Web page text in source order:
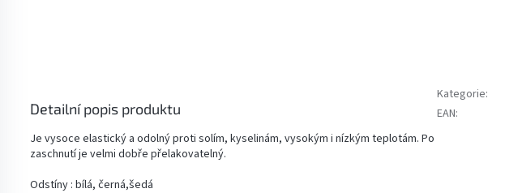
Detailní popis produktu
Je vysoce elastický a odolný proti solím, kyselinám, vysokým i nízkým teplotám. Po
zaschnutí je velmi dobře přelakovatelný.
Odstíny : bílá, černá,šedá
Kategorie:
EAN: